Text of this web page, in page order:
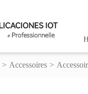
> Accessoires >